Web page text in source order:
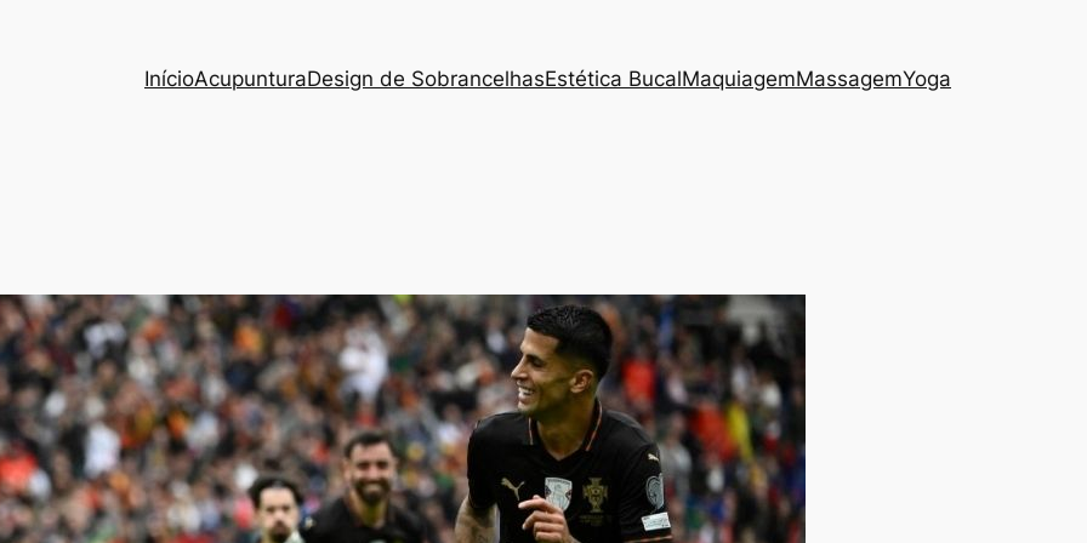
InícioAcupunturaDesign de SobrancelhasEstética BucalMaquiagemMassagemYoga